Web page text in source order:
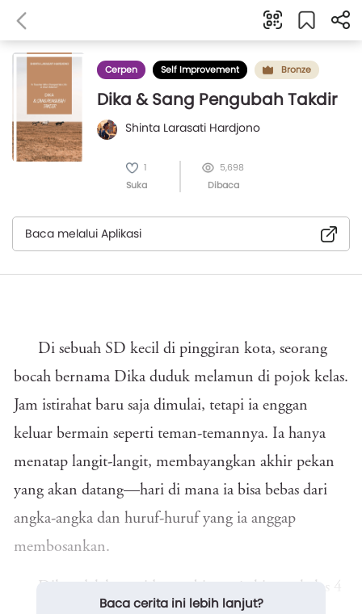
Cerpen Self Improvement Bronze
Dika & Sang Pengubah Takdir
Shinta Larasati Hardjono
1
Suka
5,698
Dibaca
Baca melalui Aplikasi
Di sebuah SD kecil di pinggiran kota, seorang
bocah bernama Dika duduk melamun di pojok kelas.
Jam istirahat baru saja dimulai, tetapi ia enggan
keluar bermain seperti teman-temannya. Ia hanya
menatap langit-langit, membayangkan akhir pekan
yang akan datang—hari di mana ia bisa bebas dari
angka-angka dan huruf-huruf yang ia anggap
membosankan.
Dika adalah murid yang biasa saja hingga kelas 4
Baca cerita ini lebih lanjut?